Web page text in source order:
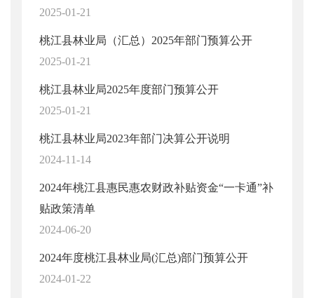
2025-01-21
桃江县林业局（汇总）2025年部门预算公开
2025-01-21
桃江县林业局2025年度部门预算公开
2025-01-21
桃江县林业局2023年部门决算公开说明
2024-11-14
2024年桃江县惠民惠农财政补贴资金“一卡通”补
贴政策清单
2024-06-20
2024年度桃江县林业局(汇总)部门预算公开
2024-01-22